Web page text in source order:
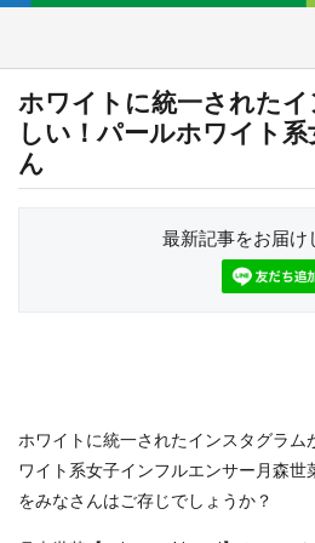
ホワイトに統一された
しい！パールホワイト系
ん
最新記事をお届け
ホワイトに統一されたインスタグラム
ワイト系女子インフルエンサー月森
をみなさんはご存じでしょうか？